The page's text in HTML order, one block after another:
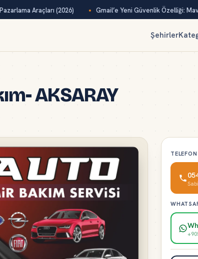
Araçları (2026) Gmail’e Yeni Güvenlik Özelliği:
Şehirler
AKSARAY
TELEFON